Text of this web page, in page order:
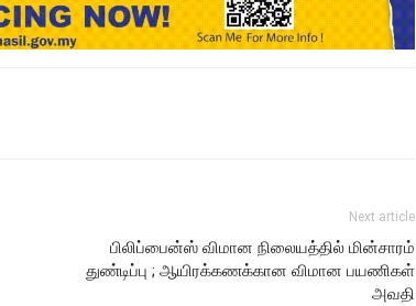
Next article
பிலிப்பைன்ஸ் விமான நிலையத்தில் மின்சாரம்
துண்டிப்பு ; ஆயிரக்கணக்கான விமான பயணிகள்
அவதி